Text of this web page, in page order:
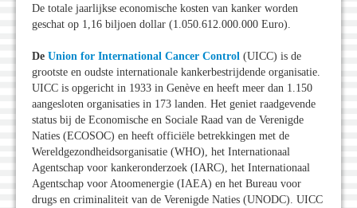
De totale jaarlijkse economische kosten van kanker worden
geschat op 1,16 biljoen dollar (1.050.612.000.000 Euro).
De Union for International Cancer Control (UICC) is de
grootste en oudste internationale kankerbestrijdende organisatie.
UICC is opgericht in 1933 in Genève en heeft meer dan 1.150
aangesloten organisaties in 173 landen. Het geniet raadgevende
status bij de Economische en Sociale Raad van de Verenigde
Naties (ECOSOC) en heeft officiële betrekkingen met de
Wereldgezondheidsorganisatie (WHO), het Internationaal
Agentschap voor kankeronderzoek (IARC), het Internationaal
Agentschap voor Atoomenergie (IAEA) en het Bureau voor
drugs en criminaliteit van de Verenigde Naties (UNODC). UICC